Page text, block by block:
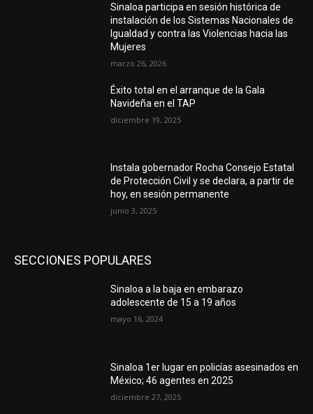
Sinaloa participa en sesión histórica de
instalación de los Sistemas Nacionales de
Igualdad y contra las Violencias hacia las
Mujeres
marzo 26, 2026
Éxito total en el arranque de la Gala
Navideña en el TAP
diciembre 19, 2025
Instala gobernador Rocha Consejo Estatal
de Protección Civil y se declara, a partir de
hoy, en sesión permanente
junio 3, 2025
SECCIONES POPULARES
Sinaloa a la baja en embarazo
adolescente de 15 a 19 años
mayo 16, 2024
Sinaloa 1er lugar en policías asesinados en
México; 46 agentes en 2025
diciembre 27, 2025